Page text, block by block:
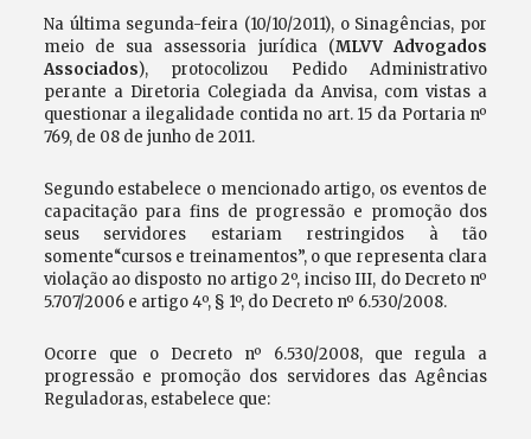
Na última segunda-feira (10/10/2011), o Sinagências, por
meio de sua assessoria jurídica (MLVV Advogados
Associados), protocolizou Pedido Administrativo
perante a Diretoria Colegiada da Anvisa, com vistas a
questionar a ilegalidade contida no art. 15 da Portaria nº
769, de 08 de junho de 2011.
Segundo estabelece o mencionado artigo, os eventos de
capacitação para fins de progressão e promoção dos
seus servidores estariam restringidos à tão
somente“cursos e treinamentos”, o que representa clara
violação ao disposto no artigo 2º, inciso III, do Decreto nº
5.707/2006 e artigo 4º, § 1º, do Decreto nº 6.530/2008.
Ocorre que o Decreto nº 6.530/2008, que regula a
progressão e promoção dos servidores das Agências
Reguladoras, estabelece que: